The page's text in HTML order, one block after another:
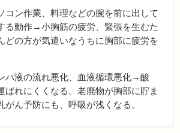
コン作業、料理などの腕を前に出して
る動作→小胸筋の疲労、緊張を生むた
どの方が気遣いなうちに胸部に疲労を
パ液の流れ悪化、血液循環悪化→酸
ばれにくくなる。老廃物が胸部に貯ま
がん予防にも、呼吸が浅くなる。